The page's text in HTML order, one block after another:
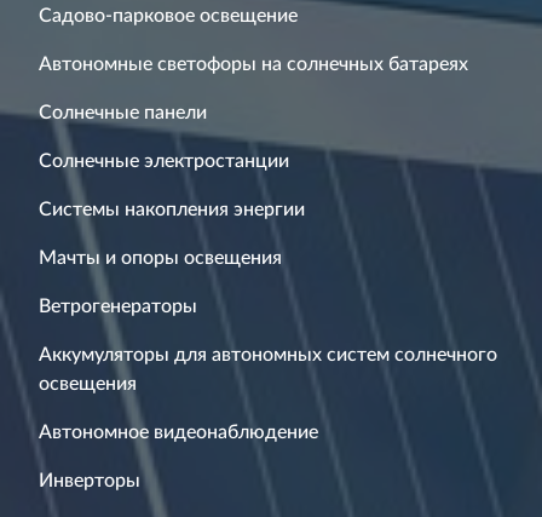
Садово-парковое освещение
Автономные светофоры на солнечных батареях
Солнечные панели
Солнечные электростанции
Системы накопления энергии
Мачты и опоры освещения
Ветрогенераторы
Аккумуляторы для автономных систем солнечного
освещения
Автономное видеонаблюдение
Инверторы